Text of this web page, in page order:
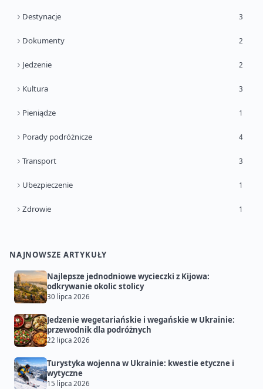
Destynacje 3
Dokumenty 2
Jedzenie 2
Kultura 3
Pieniądze 1
Porady podróżnicze 4
Transport 3
Ubezpieczenie 1
Zdrowie 1
NAJNOWSZE ARTYKUŁY
Najlepsze jednodniowe wycieczki z Kijowa:
odkrywanie okolic stolicy
30 lipca 2026
Jedzenie wegetariańskie i wegańskie w Ukrainie:
przewodnik dla podróżnych
22 lipca 2026
Turystyka wojenna w Ukrainie: kwestie etyczne i
wytyczne
15 lipca 2026